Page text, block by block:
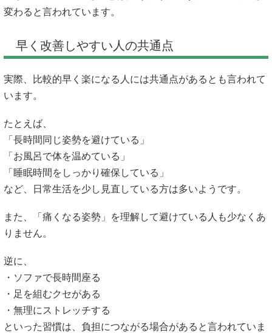
変わると言われています。
早く改善しやすい人の共通点
実際、比較的早く楽になる人には共通点があるとも言われて
います。
たとえば、
「長時間同じ姿勢を避けている」
「お風呂で体を温めている」
「睡眠時間をしっかり確保している」
など、日常生活を少し見直している方は多いようです。
また、「痛くなる姿勢」を理解して避けている人も少なくあ
りません。
逆に、
・ソファで長時間座る
・足を組むクセがある
・無理にストレッチする
といった習慣は、負担につながる場合があると言われていま